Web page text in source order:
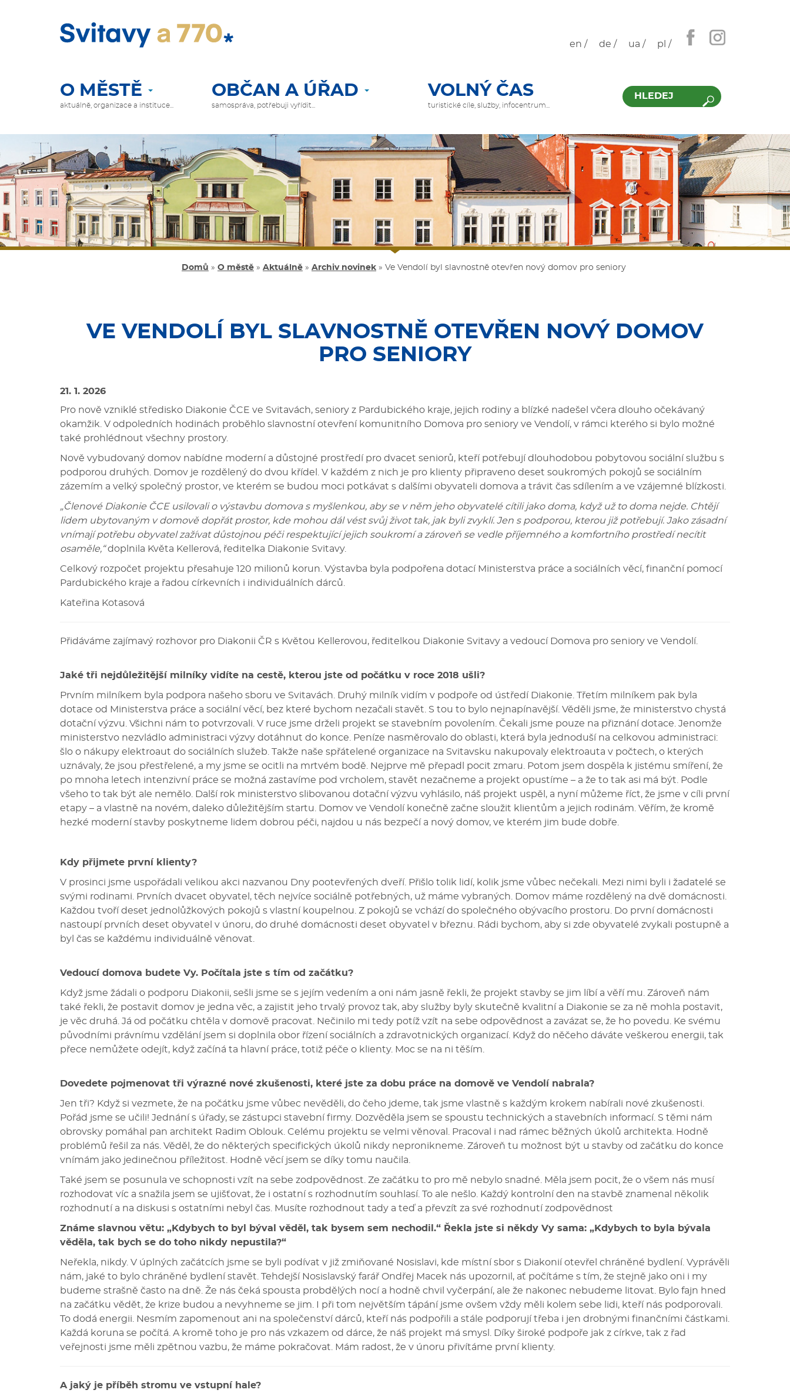
en / de / ua / pl /
HLAVNÍ
NAVIGACE
O MĚSTĚ OBČAN A ÚŘAD VOLNÝ ČAS Hledat
Domů » O městě » Aktuálně » Archiv novinek » Ve Vendolí byl slavnostně otevřen nový domov pro seniory
VE VENDOLÍ BYL SLAVNOSTNĚ OTEVŘEN NOVÝ DOMOV
PRO SENIORY
21. 1. 2026
Pro nově vzniklé středisko Diakonie ČCE ve Svitavách, seniory z Pardubického kraje, jejich rodiny a blízké nadešel včera dlouho očekávaný
okamžik. V odpoledních hodinách proběhlo slavnostní otevření komunitního Domova pro seniory ve Vendolí, v rámci kterého si bylo možné
také prohlédnout všechny prostory.
Nově vybudovaný domov nabídne moderní a důstojné prostředí pro dvacet seniorů, kteří potřebují dlouhodobou pobytovou sociální službu s
podporou druhých. Domov je rozdělený do dvou křídel. V každém z nich je pro klienty připraveno deset soukromých pokojů se sociálním
zázemím a velký společný prostor, ve kterém se budou moci potkávat s dalšími obyvateli domova a trávit čas sdílením a ve vzájemné blízkosti.
„Členové Diakonie ČCE usilovali o výstavbu domova s myšlenkou, aby se v něm jeho obyvatelé cítili jako doma, když už to doma nejde. Chtějí
lidem ubytovaným v domově dopřát prostor, kde mohou dál vést svůj život tak, jak byli zvyklí. Jen s podporou, kterou již potřebují. Jako zásadní
vnímají potřebu obyvatel zažívat důstojnou péči respektující jejich soukromí a zároveň se vedle příjemného a komfortního prostředí necítit
osaměle,“doplnila Květa Kellerová, ředitelka Diakonie Svitavy.
Celkový rozpočet projektu přesahuje 120 milionů korun. Výstavba byla podpořena dotací Ministerstva práce a sociálních věcí, finanční pomocí
Pardubického kraje a řadou církevních i individuálních dárců.
Kateřina Kotasová
Přidáváme zajímavý rozhovor pro Diakonii ČR s Květou Kellerovou, ředitelkou Diakonie Svitavy a vedoucí Domova pro seniory ve Vendolí.
Jaké tři nejdůležitější milníky vidíte na cestě, kterou jste od počátku v roce 2018 ušli?
Prvním milníkem byla podpora našeho sboru ve Svitavách. Druhý milník vidím v podpoře od ústředí Diakonie. Třetím milníkem pak byla
dotace od Ministerstva práce a sociální věcí, bez které bychom nezačali stavět. S tou to bylo nejnapínavější. Věděli jsme, že ministerstvo chystá
dotační výzvu. Všichni nám to potvrzovali. V ruce jsme drželi projekt se stavebním povolením. Čekali jsme pouze na přiznání dotace. Jenomže
ministerstvo nezvládlo administraci výzvy dotáhnut do konce. Peníze nasměrovalo do oblasti, která byla jednoduší na celkovou administraci:
šlo o nákupy elektroaut do sociálních služeb. Takže naše spřátelené organizace na Svitavsku nakupovaly elektroauta v počtech, o kterých
uznávaly, že jsou přestřelené, a my jsme se ocitli na mrtvém bodě. Nejprve mě přepadl pocit zmaru. Potom jsem dospěla k jistému smíření, že
po mnoha letech intenzivní práce se možná zastavíme pod vrcholem, stavět nezačneme a projekt opustíme – a že to tak asi má být. Podle
všeho to tak být ale nemělo. Další rok ministerstvo slibovanou dotační výzvu vyhlásilo, náš projekt uspěl, a nyní můžeme říct, že jsme v cíli první
etapy – a vlastně na novém, daleko důležitějším startu. Domov ve Vendolí konečně začne sloužit klientům a jejich rodinám. Věřím, že kromě
hezké moderní stavby poskytneme lidem dobrou péči, najdou u nás bezpečí a nový domov, ve kterém jim bude dobře.
Kdy přijmete první klienty?
V prosinci jsme uspořádali velikou akci nazvanou Dny pootevřených dveří. Přišlo tolik lidí, kolik jsme vůbec nečekali. Mezi nimi byli i žadatelé se
svými rodinami. Prvních dvacet obyvatel, těch nejvíce sociálně potřebných, už máme vybraných. Domov máme rozdělený na dvě domácnosti.
Každou tvoří deset jednolůžkových pokojů s vlastní koupelnou. Z pokojů se vchází do společného obývacího prostoru. Do první domácnosti
nastoupí prvních deset obyvatel v únoru, do druhé domácnosti deset obyvatel v březnu. Rádi bychom, aby si zde obyvatelé zvykali postupně a
byl čas se každému individuálně věnovat.
Vedoucí domova budete Vy. Počítala jste s tím od začátku?
Když jsme žádali o podporu Diakonii, sešli jsme se s jejím vedením a oni nám jasně řekli, že projekt stavby se jim líbí a věří mu. Zároveň nám
také řekli, že postavit domov je jedna věc, a zajistit jeho trvalý provoz tak, aby služby byly skutečně kvalitní a Diakonie se za ně mohla postavit,
je věc druhá. Já od počátku chtěla v domově pracovat. Nečinilo mi tedy potíž vzít na sebe odpovědnost a zavázat se, že ho povedu. Ke svému
původními právnímu vzdělání jsem si doplnila obor řízení sociálních a zdravotnických organizací. Když do něčeho dáváte veškerou energii, tak
přece nemůžete odejít, když začíná ta hlavní práce, totiž péče o klienty. Moc se na ni těším.
Dovedete pojmenovat tři výrazné nové zkušenosti, které jste za dobu práce na domově ve Vendolí nabrala?
Jen tři? Když si vezmete, že na počátku jsme vůbec nevěděli, do čeho jdeme, tak jsme vlastně s každým krokem nabírali nové zkušenosti.
Pořád jsme se učili! Jednání s úřady, se zástupci stavební firmy. Dozvěděla jsem se spoustu technických a stavebních informací. S těmi nám
obrovsky pomáhal pan architekt Radim Oblouk. Celému projektu se velmi věnoval. Pracoval i nad rámec běžných úkolů architekta. Hodně
problémů řešil za nás. Věděl, že do některých specifických úkolů nikdy nepronikneme. Zároveň tu možnost být u stavby od začátku do konce
vnímám jako jedinečnou příležitost. Hodně věcí jsem se díky tomu naučila.
Také jsem se posunula ve schopnosti vzít na sebe zodpovědnost. Ze začátku to pro mě nebylo snadné. Měla jsem pocit, že o všem nás musí
rozhodovat víc a snažila jsem se ujišťovat, že i ostatní s rozhodnutím souhlasí. To ale nešlo. Každý kontrolní den na stavbě znamenal několik
rozhodnutí a na diskusi s ostatními nebyl čas. Musíte rozhodnout tady a teď a převzít za své rozhodnutí zodpovědnost
Známe slavnou větu: „Kdybych to byl býval věděl, tak bysem sem nechodil.“ Řekla jste si někdy Vy sama: „Kdybych to byla bývala
věděla, tak bych se do toho nikdy nepustila?“
Neřekla, nikdy. V úplných začátcích jsme se byli podívat v již zmiňované Nosislavi, kde místní sbor s Diakonií otevřel chráněné bydlení. Vyprávěli
nám, jaké to bylo chráněné bydlení stavět. Tehdejší Nosislavský farář Ondřej Macek nás upozornil, ať počítáme s tím, že stejně jako oni i my
budeme strašně často na dně. Že nás čeká spousta probdělých nocí a hodně chvil vyčerpání, ale že nakonec nebudeme litovat. Bylo fajn hned
na začátku vědět, že krize budou a nevyhneme se jim. I při tom největším tápání jsme ovšem vždy měli kolem sebe lidi, kteří nás podporovali.
To dodá energii. Nesmím zapomenout ani na společenství dárců, kteří nás podpořili a stále podporují třeba i jen drobnými finančními částkami.
Každá koruna se počítá. A kromě toho je pro nás vzkazem od dárce, že náš projekt má smysl. Díky široké podpoře jak z církve, tak z řad
veřejnosti jsme měli zpětnou vazbu, že máme pokračovat. Mám radost, že v únoru přivítáme první klienty.
A jaký je příběh stromu ve vstupní hale?